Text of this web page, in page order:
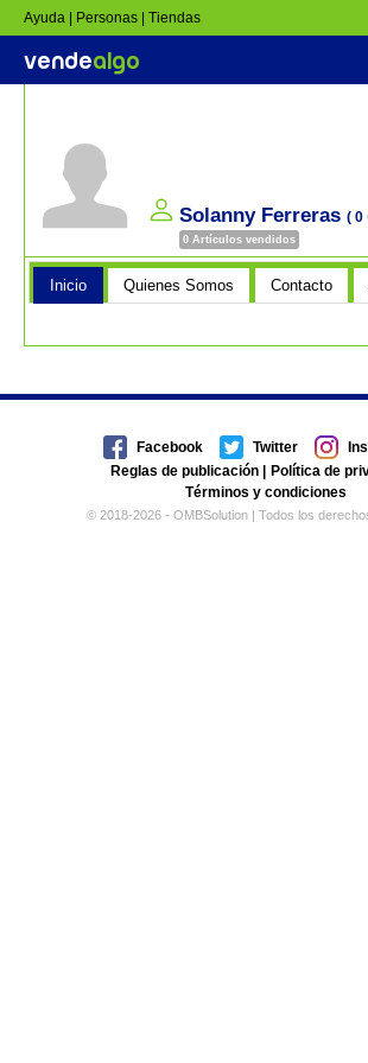
Ayuda | Personas | Tiendas
vendealgo
Solanny Ferreras ( 0
0 Artículos vendidos
Inicio Quienes Somos Contacto
Facebook Twitter
Reglas de publicación| Política de
Términos y condiciones
© 2018-2026 - OMBSolution | Todos los